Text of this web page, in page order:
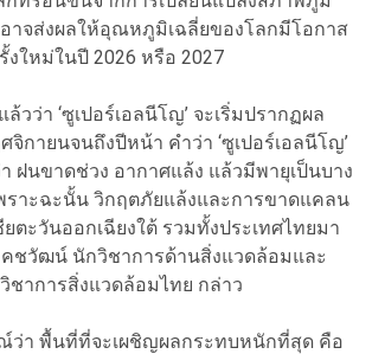
าจส่งผลให้อุณหภูมิเฉลี่ยของโลกมีโอกาส
ใหม่ในปี 2026 หรือ 2027
วว่า ‘ซูเปอร์เอลนีโญ’ จะเริ่มปรากฏผล
กายนจนถึงปีหน้า คำว่า ‘ซูเปอร์เอลนีโญ’
ฝนขาดช่วง อากาศแล้ง แล้วมีพายุเป็นบาง
ราะฉะนั้น วิกฤตภัยแล้งและการขาดแคลน
ตะวันออกเฉียงใต้ รวมทั้งประเทศไทยมา
ชวัฒน์ นักวิชาการด้านสิ่งแวดล้อมและ
าการสิ่งแวดล้อมไทย กล่าว
ว่า พื้นที่ที่จะเผชิญผลกระทบหนักที่สุด คือ